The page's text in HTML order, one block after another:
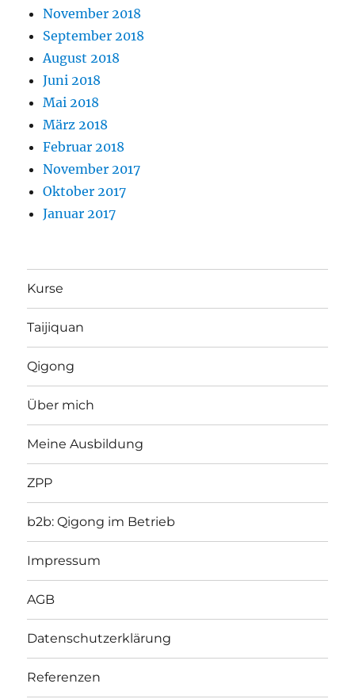
November 2018
September 2018
August 2018
Juni 2018
Mai 2018
März 2018
Februar 2018
November 2017
Oktober 2017
Januar 2017
Kurse
Taijiquan
Qigong
Über mich
Meine Ausbildung
ZPP
b2b: Qigong im Betrieb
Impressum
AGB
Datenschutzerklärung
Referenzen